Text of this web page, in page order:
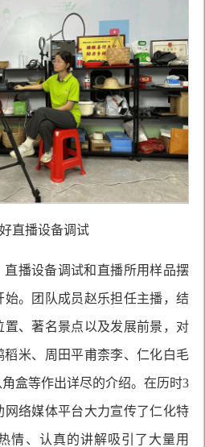
直播设备调试
直播设备调试和直播所用样品摆
。团队成员赵乐担任主播，结
、著名景点以及发展前景，对
米、周田平甫柰李、仁化白毛
盒等作出详尽的介绍。在历时3
络媒体平台大力宣传了仁化特
情、认真的讲解吸引了大量用